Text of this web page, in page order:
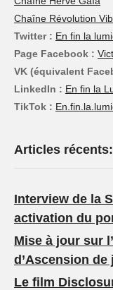
Chaîne Révolution
Twitter : En fin la
Page Facebook :
VK (équivalent
LinkedIn : En fin la
TikTok :
Articles
Interview de la
activation du
Mise à jour sur
d’Ascension de
Le film